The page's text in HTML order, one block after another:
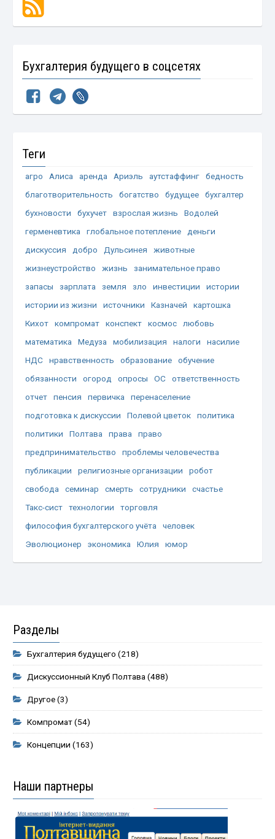
Бухгалтерия будущего в соцсетях
Теги
агро Алиса аренда Ариэль аутстаффинг
бедность
благотворительность
богатство будущее
бухгалтер
бухновости
бухучет взрослая жизнь
Водолей
герменевтика
глобальное потепление
деньги
дискуссия
добро Дульсинея
животные
жизнеустройство
жизнь
занимательное право
запасы
зарплата земля зло инвестиции
истории
истории из жизни
источники Казначей
картошка
Кихот
компромат конспект космос
любовь
математика
Медуза мобилизация налоги
насилие
НДС
нравственность образование
обучение
обязанности
огород опросы ОС
ответственность
отчет
пенсия первичка
перенаселение
подготовка к дискуссии
Полевой цветок
политика
политики
Полтава права
право
предпринимательство
проблемы человечества
публикации
религиозные организации
робот
свобода
семинар смерть сотрудники
счастье
Такс-сист
технологии
торговля
философия бухгалтерского учёта
человек
Эволюционер
экономика Юлия юмор
Разделы
Бухгалтерия будущего (218)
Дискуссионный Клуб Полтава (488)
Другое(3)
Компромат(54)
Концепции (163)
Наши партнеры